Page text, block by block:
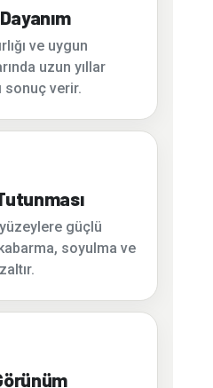
ve uygun
uzun yıllar
sonuç verir.
güçlü
soyulma ve